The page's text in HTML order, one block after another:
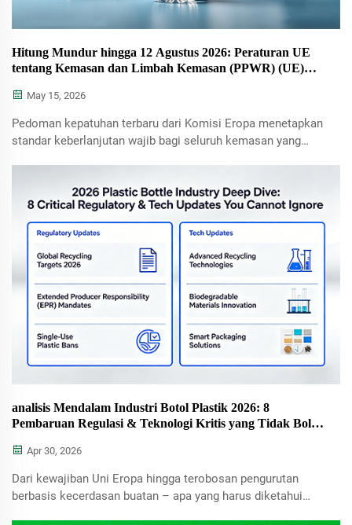
Hitung Mundur hingga 12 Agustus 2026: Peraturan UE
tentang Kemasan dan Limbah Kemasan (PPWR) (UE)
Anda Sudah Siap?
May 15, 2026
Pedoman kepatuhan terbaru dari Komisi Eropa menetapkan
standar keberlanjutan wajib bagi seluruh kemasan yang
analisis Mendalam Industri Botol Plastik 2026: 8
Pembaruan Regulasi & Teknologi Kritis yang Tidak Boleh
Apr 30, 2026
Dari kewajiban Uni Eropa hingga terobosan pengurutan
berbasis kecerdasan buatan – apa yang harus diketahui